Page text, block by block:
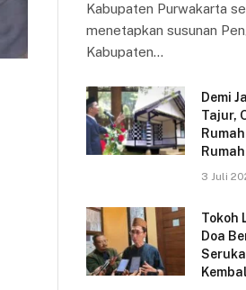
Kabupaten Purwakarta
menetapkan susunan
Kabupaten…
Demi
Tajur,
3 Juli
Tokoh
Doa